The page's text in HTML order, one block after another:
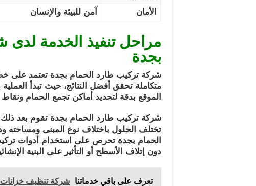
الأمان آمن للبيئة والإنسان
مراحل تنفيذ الخدمة لدى
بجدة
شركة تركيب طارد الحمام بجدة تعتمد
متكاملة تحقق أفضل النتائج، حيث تبدأ
الموقع بدقة لتحديد أماكن تجمع الحمام
شركة تركيب طارد الحمام بجدة تقوم بعد
تختلف الحلول باختلاف نوع المبنى
الحمام بجدة تحرص على استخدام أدوات
دون إتلاف الأسطح أو التأثير على البنية
تعرف على باقي خدماتنا شركة تنظيف خزانات